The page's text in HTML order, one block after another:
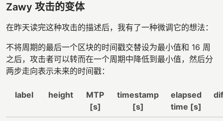
Zawy 攻击的变体
在昨天读完这种攻击的描述后，我有了一种微调它的想法：
不将周期的最后一个区块的时间戳交替设为最小值和 16 周
之后，攻击者可以转而在一个周期中降低到最小值，然后分
两步走向表示未来的时间戳：
label height
MTP
[s]
timestamp
[s]
elapsed
time [s]